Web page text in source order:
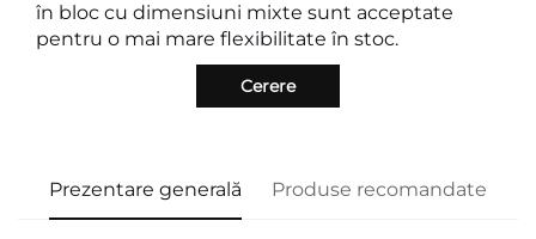
în bloc cu dimensiuni mixte sunt acceptate
pentru o mai mare flexibilitate în stoc.
Cerere
Prezentare generală Produse recomandate